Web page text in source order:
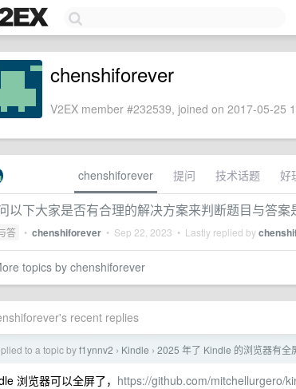
chenshiforever
V2EX member #232539, joined on 2017-05-25
chenshiforever 提问 技术话题 好
以下大家是否有合理的解决方案来判断题目与答案
答 • chenshiforever • Sep 22, 2023 • Lastly replied by
topics by chenshiforever
recent replies
to a topic byf1ynnv2 › Kindle › 2025 年了 Kindle 的浏览器有全
浏览器可以全屏了， https://github.com/mitchellurgero/